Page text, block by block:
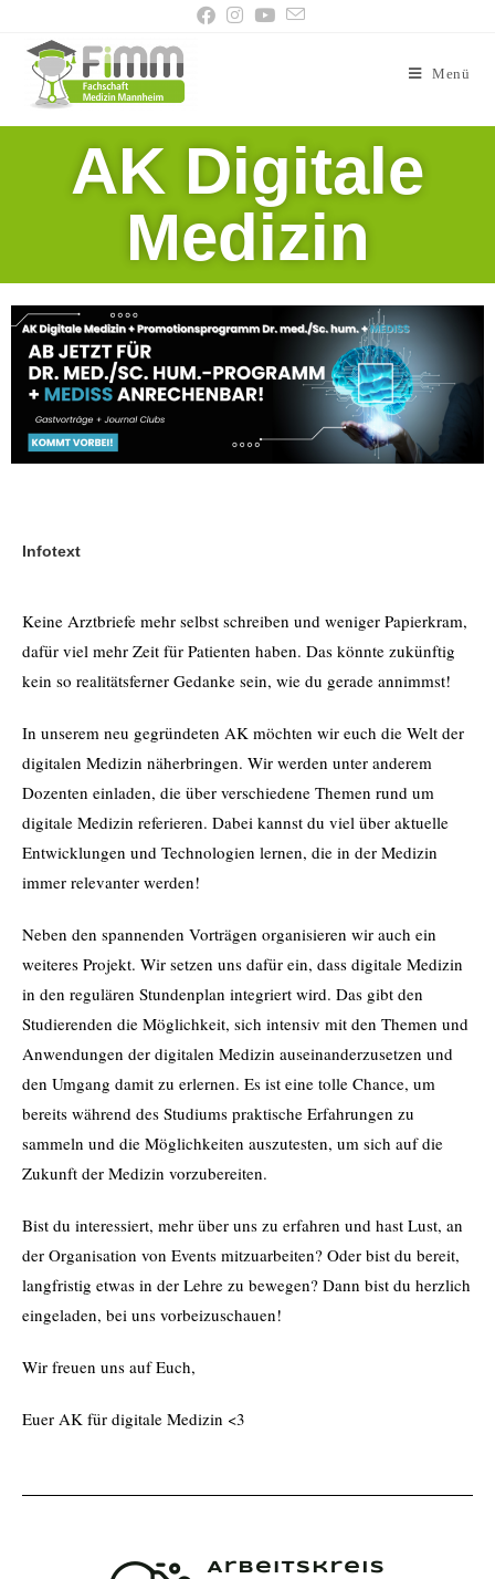
Menü
AK Digitale
Medizin
Infotext
Keine Arztbriefe mehr selbst schreiben und weniger Papierkram,
dafür viel mehr Zeit für Patienten haben. Das könnte zukünftig
kein so realitätsferner Gedanke sein, wie du gerade annimmst!
In unserem neu gegründeten AK möchten wir euch die Welt der
digitalen Medizin näherbringen. Wir werden unter anderem
Dozenten einladen, die über verschiedene Themen rund um
digitale Medizin referieren. Dabei kannst du viel über aktuelle
Entwicklungen und Technologien lernen, die in der Medizin
immer relevanter werden!
Neben den spannenden Vorträgen organisieren wir auch ein
weiteres Projekt. Wir setzen uns dafür ein, dass digitale Medizin
in den regulären Stundenplan integriert wird. Das gibt den
Studierenden die Möglichkeit, sich intensiv mit den Themen und
Anwendungen der digitalen Medizin auseinanderzusetzen und
den Umgang damit zu erlernen. Es ist eine tolle Chance, um
bereits während des Studiums praktische Erfahrungen zu
sammeln und die Möglichkeiten auszutesten, um sich auf die
Zukunft der Medizin vorzubereiten.
Bist du interessiert, mehr über uns zu erfahren und hast Lust, an
der Organisation von Events mitzuarbeiten? Oder bist du bereit,
langfristig etwas in der Lehre zu bewegen? Dann bist du herzlich
eingeladen, bei uns vorbeizuschauen!
Wir freuen uns auf Euch,
Euer AK für digitale Medizin <3